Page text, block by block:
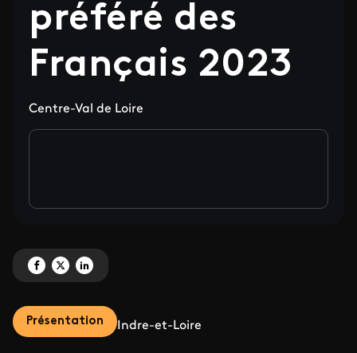
préféré des
Français 2023
Centre-Val de Loire
Partagez 'Le monument préféré des Français 2023' sur Facebook
Partagez 'Le monument préféré des Français 2023' sur X
Partagez 'Le monument préféré des Français 2023' sur LinkedIn
Présentation Indre-et-Loire